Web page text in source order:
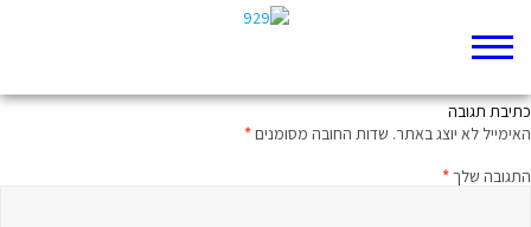
כתיבת תגובה
האימייל לא יוצג באתר. שדות החובה מסומנים*
התגובה שלך*